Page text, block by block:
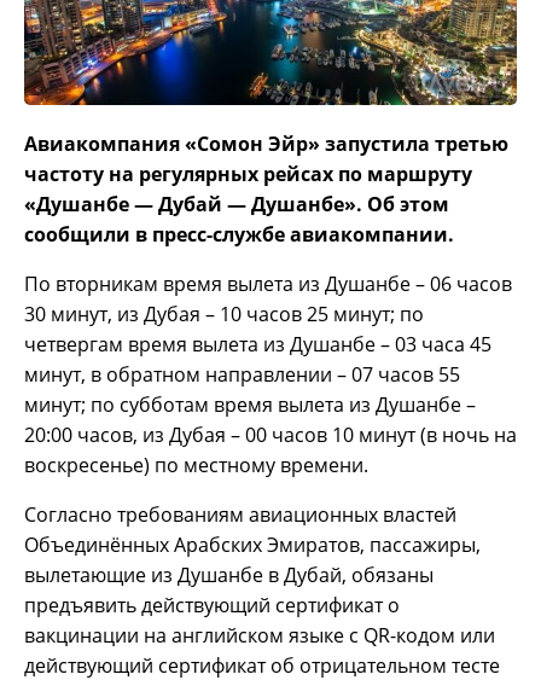
Авиакомпания «Сомон Эйр» запустила третью
частоту на регулярных рейсах по маршруту
«Душанбе — Дубай — Душанбе». Об этом
сообщили в пресс-службе авиакомпании.
По вторникам время вылета из Душанбе – 06 часов
30 минут, из Дубая – 10 часов 25 минут; по
четвергам время вылета из Душанбе – 03 часа 45
минут, в обратном направлении – 07 часов 55
минут; по субботам время вылета из Душанбе –
20:00 часов, из Дубая – 00 часов 10 минут (в ночь на
воскресенье) по местному времени.
Согласно требованиям авиационных властей
Объединённых Арабских Эмиратов, пассажиры,
вылетающие из Душанбе в Дубай, обязаны
предъявить действующий сертификат о
вакцинации на английском языке с QR-кодом или
действующий сертификат об отрицательном тесте